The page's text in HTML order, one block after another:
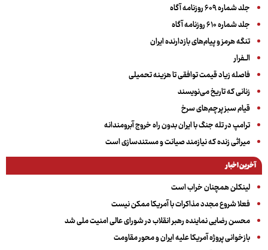
جلد شماره ۶۰۹ روزنامه آگاه
جلد شماره ۶۱۰ روزنامه آگاه
تنگه هرمز و پیام‌های بازدارنده ایران
الــفرار
فاصله زیاد قیمت توافقی تا هزینه تحمیلی
زنانی که تاریخ می‌نویسند
قیام سبز پرچم‌های سرخ
ترامپ در تله جنگ با ایران بدون راه خروج آبرومندانه
میراثی زنده که نیازمند صیانت و مستندسازی است
آخرین اخبار
لینکلن همچنان خراب است
فعلا شروع مجدد مذاکرات با آمریکا ممکن نیست
محسن رضایی نماینده رهبر انقلاب در شورای عالی امنیت ملی شد
بازخوانی پروژه آمریکا علیه ایران و محور مقاومت